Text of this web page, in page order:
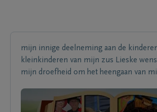
mijn innige deelneming aan de
kleinkinderen van mijn zus Lieske
mijn droefheid om het heengaan van